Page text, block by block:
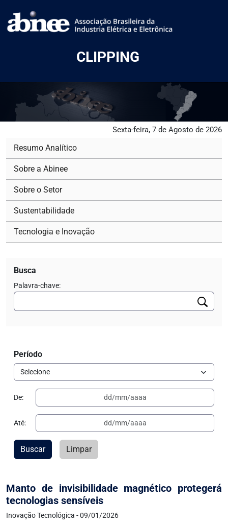
CLIPPING
Sexta-feira, 7 de Agosto de 2026
Manto de invisibilidade magnético protegerá
tecnologias sensíveis
Inovação Tecnológica - 09/01/2026
Resumo Analítico
Sobre a Abinee
Sobre o Setor
Sustentabilidade
Tecnologia e Inovação
Busca
Palavra-chave:
Período
De:
Até:
Buscar Limpar